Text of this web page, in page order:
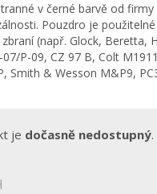
v černé barvě od firmy
Pouzdro je
(např. Glock, Beretta,
P-09, CZ 97 B, Colt
Smith & Wesson M&P9,
je dočasně nedostupný.